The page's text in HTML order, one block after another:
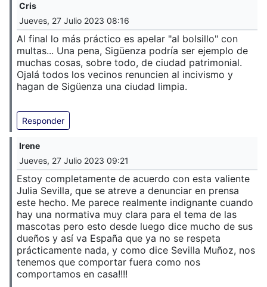
Cris
Jueves, 27 Julio 2023 08:16
Al final lo más práctico es apelar "al bolsillo" con
multas... Una pena, Sigüenza podría ser ejemplo de
muchas cosas, sobre todo, de ciudad patrimonial.
Ojalá todos los vecinos renuncien al incivismo y
hagan de Sigüenza una ciudad limpia.
Responder
Irene
Jueves, 27 Julio 2023 09:21
Estoy completamente de acuerdo con esta valiente
Julia Sevilla, que se atreve a denunciar en prensa
este hecho. Me parece realmente indignante cuando
hay una normativa muy clara para el tema de las
mascotas pero esto desde luego dice mucho de sus
dueños y así va España que ya no se respeta
prácticamente nada, y como dice Sevilla Muñoz, nos
tenemos que comportar fuera como nos
comportamos en casa!!!!